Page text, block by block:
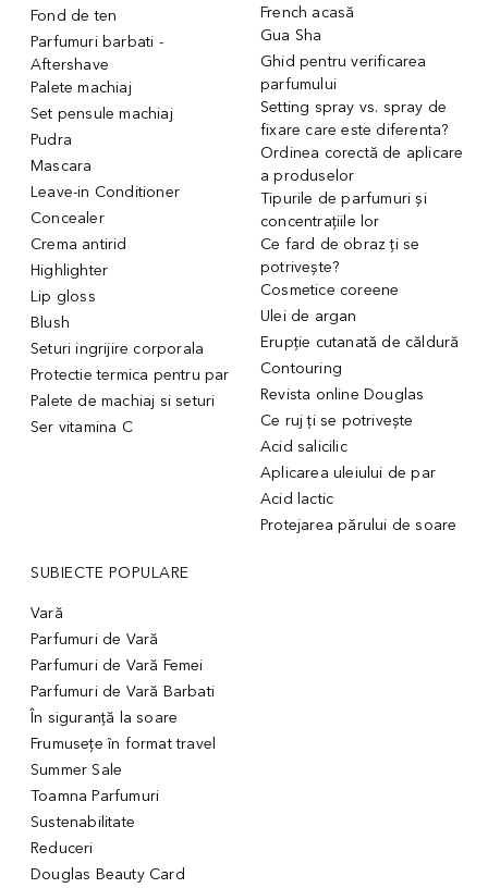
Fond de ten
Parfumuri barbati -
Aftershave
Palete machiaj
Set pensule machiaj
Pudra
Mascara
Leave-in Conditioner
Concealer
Crema antirid
Highlighter
Lip gloss
Blush
Seturi ingrijire corporala
Protectie termica pentru par
Palete de machiaj si seturi
Ser vitamina C
French acasă
Gua Sha
Ghid pentru verificarea
parfumului
Setting spray vs. spray de
fixare care este diferenta?
Ordinea corectă de aplicare
a produselor
Tipurile de parfumuri și
concentrațiile lor
Ce fard de obraz ți se
potrivește?
Cosmetice coreene
Ulei de argan
Erupție cutanată de căldură
Contouring
Revista online Douglas
Ce ruj ți se potrivește
Acid salicilic
Aplicarea uleiului de par
Acid lactic
Protejarea părului de soare
SUBIECTE POPULARE
Vară
Parfumuri de Vară
Parfumuri de Vară Femei
Parfumuri de Vară Barbati
În siguranță la soare
Frumusețe în format travel
Summer Sale
Toamna Parfumuri
Sustenabilitate
Reduceri
Douglas Beauty Card